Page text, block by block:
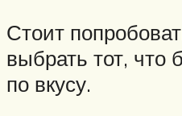
Стоит
выбрать тот, что
по вкусу.